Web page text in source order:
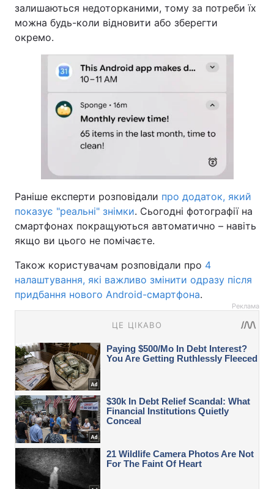
залишаються недоторканими, тому за потреби їх
можна будь-коли відновити або зберегти
окремо.
Раніше експерти розповідали про додаток, який
показує "реальні" знімки. Сьогодні фотографії на
смартфонах покращуються автоматично – навіть
якщо ви цього не помічаєте.
Також користувачам розповідали про 4
налаштування, які важливо змінити одразу після
придбання нового Android-смартфона.
Реклама